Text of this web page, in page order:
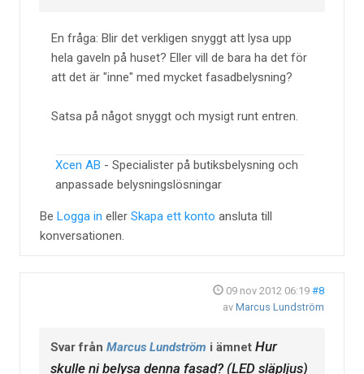
En fråga: Blir det verkligen snyggt att lysa upp
hela gaveln på huset? Eller vill de bara ha det för
att det är "inne" med mycket fasadbelysning?
Satsa på något snyggt och mysigt runt entren.
Xcen AB - Specialister på butiksbelysning och
anpassade belysningslösningar
Be Logga in eller Skapa ett konto ansluta till
konversationen.
09 nov 2012 06:19 #8
av Marcus Lundström
Svar från Marcus Lundström i ämnet Hur
skulle ni belysa denna fasad? (LED släpljus)